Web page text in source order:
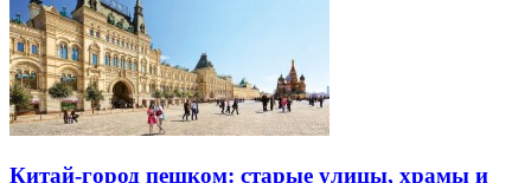
Китай-город пешком: старые улицы, храмы и